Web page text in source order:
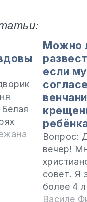
Можно
если
Вопрос:
вечер!
совет. Я
более 4
в
Василе